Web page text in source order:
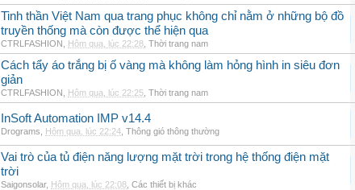
Tinh thần Việt Nam qua trang phục không chỉ nằm ở những bộ đồ
truyền thống mà còn được thể hiện qua
CTRLFASHION Hôm qua, lúc 22:28 Thời trang nam
Cách tẩy áo trắng bị ố vàng mà không làm hỏng hình in siêu đơn
giản
CTRLFASHION Hôm qua, lúc 22:25 Thời trang nam
InSoft Automation IMP v14.4
Drograms Hôm qua, lúc 22:24 Thông gió thông thường
Vai trò của tủ điện năng lượng mặt trời trong hệ thống điện mặt
trời
Saigonsolar, Hôm qua, lúc 22:08 Các thiết bị khác